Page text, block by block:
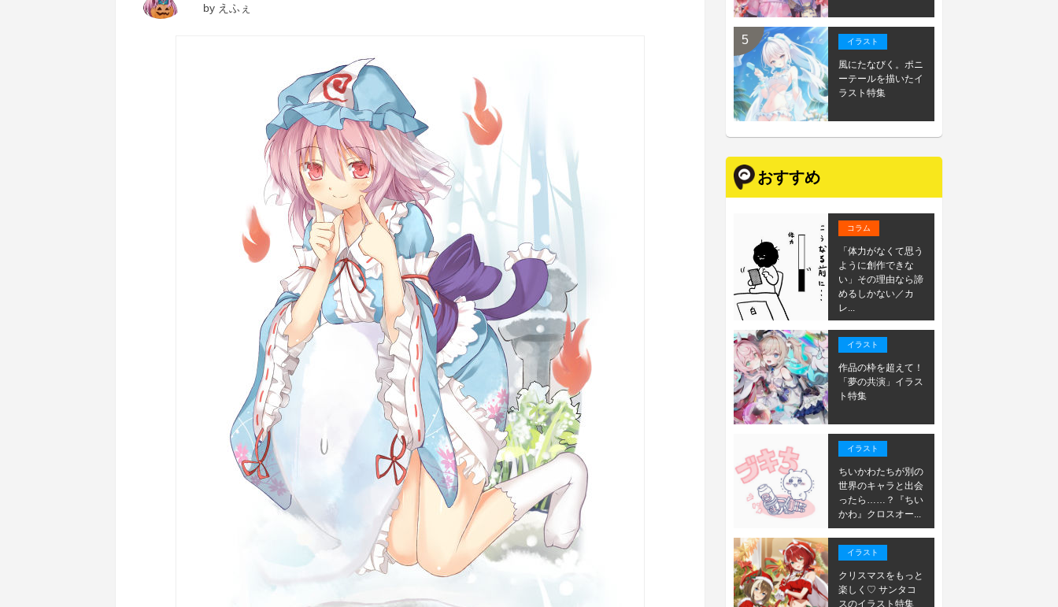
by えふぇ
イラスト
風にたなびく。ポニ
ーテールを描いたイ
ラスト特集
おすすめ
コラム
「体力がなくて思う
ように創作できな
い」その理由なら諦
めるしかない／カ
レ...
イラスト
作品の枠を超えて！
「夢の共演」イラス
ト特集
イラスト
ちいかわたちが別の
世界のキャラと出会
ったら……？『ちい
かわ』クロスオー...
イラスト
クリスマスをもっと
楽しく♡ サンタコ
スのイラスト特集